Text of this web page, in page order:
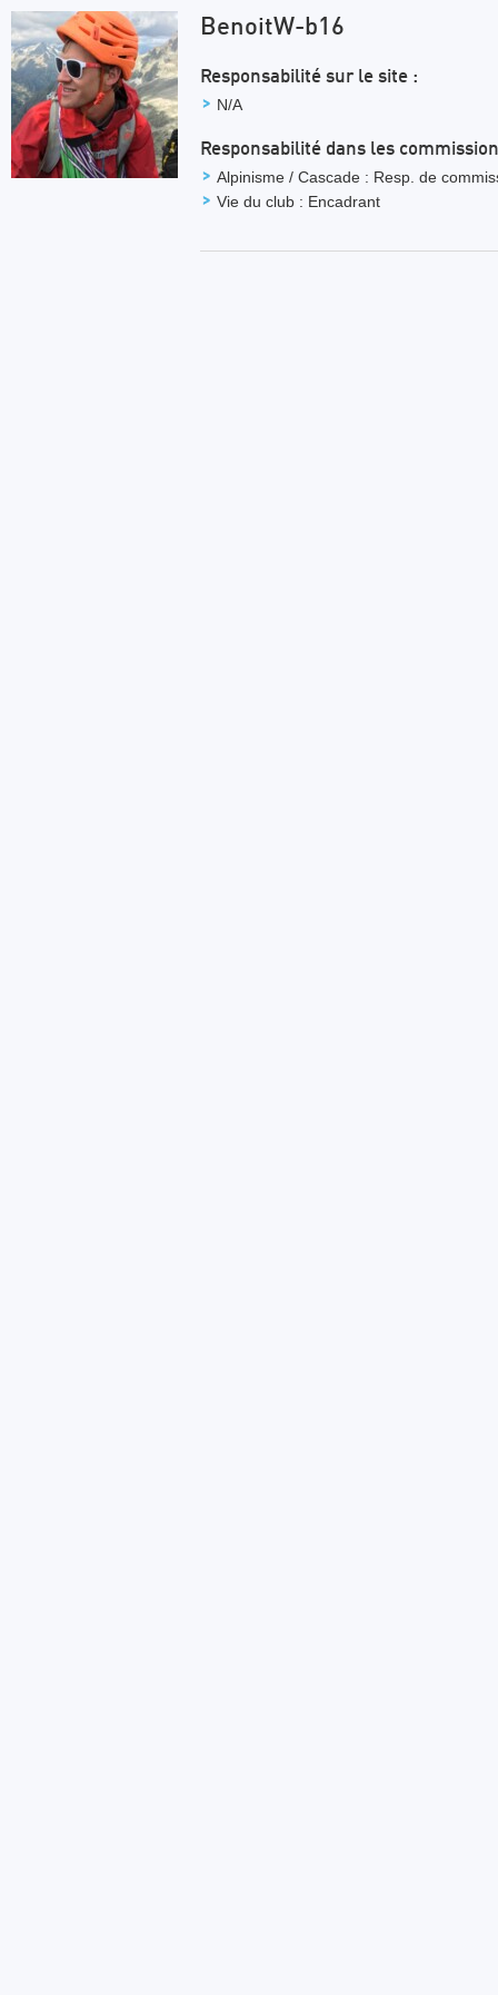
BenoitW-b16
Responsabilité sur le site :
N/A
Responsabilité dans les
Alpinisme / Cascade : Resp. de
Vie du club : Encadrant